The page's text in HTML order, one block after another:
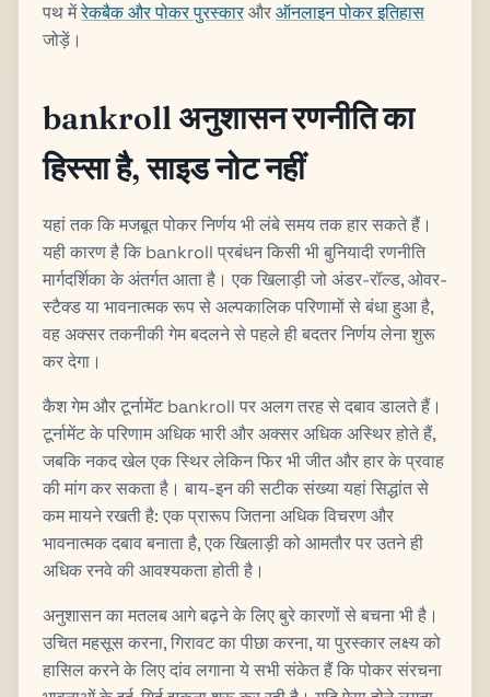
पथ मेंरेकबैक और पोकर पुरस्कारऔरऑनलाइन पोकर इतिहास
जोड़ें।
bankroll अनुशासन रणनीति का
हिस्सा है, साइड नोट नहीं
यहां तक कि मजबूत पोकर निर्णय भी लंबे समय तक हार सकते हैं।
यही कारण है कि bankroll प्रबंधन किसी भी बुनियादी रणनीति
मार्गदर्शिका के अंतर्गत आता है। एक खिलाड़ी जो अंडर-रॉल्ड, ओवर-
स्टैक्ड या भावनात्मक रूप से अल्पकालिक परिणामों से बंधा हुआ है,
वह अक्सर तकनीकी गेम बदलने से पहले ही बदतर निर्णय लेना शुरू
कर देगा।
कैश गेम और टूर्नामेंट bankroll पर अलग तरह से दबाव डालते हैं।
टूर्नामेंट के परिणाम अधिक भारी और अक्सर अधिक अस्थिर होते हैं,
जबकि नकद खेल एक स्थिर लेकिन फिर भी जीत और हार के प्रवाह
की मांग कर सकता है। बाय-इन की सटीक संख्या यहां सिद्धांत से
कम मायने रखती है: एक प्रारूप जितना अधिक विचरण और
भावनात्मक दबाव बनाता है, एक खिलाड़ी को आमतौर पर उतने ही
अधिक रनवे की आवश्यकता होती है।
अनुशासन का मतलब आगे बढ़ने के लिए बुरे कारणों से बचना भी है।
उचित महसूस करना, गिरावट का पीछा करना, या पुरस्कार लक्ष्य को
हासिल करने के लिए दांव लगाना ये सभी संकेत हैं कि पोकर संरचना